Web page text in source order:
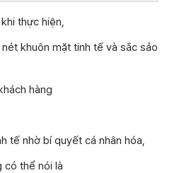
thực hiện,
khuôn mặt tinh tế và sắc sảo
hàng
tế nhờ bí quyết cá nhân hóa,
có thể nói là